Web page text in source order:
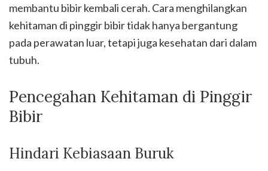
membantu bibir kembali cerah. Cara menghilangkan
kehitaman di pinggir bibir tidak hanya bergantung
pada perawatan luar, tetapi juga kesehatan dari dalam
tubuh.
Pencegahan Kehitaman di Pinggir
Bibir
Hindari Kebiasaan Buruk